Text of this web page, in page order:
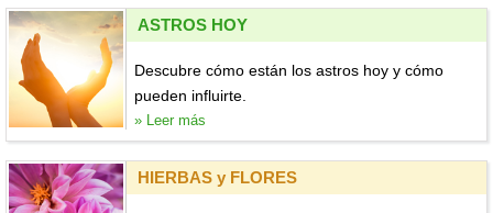
ASTROS HOY
Descubre cómo están los astros hoy y cómo
pueden influirte.
» Leer más
HIERBAS y FLORES